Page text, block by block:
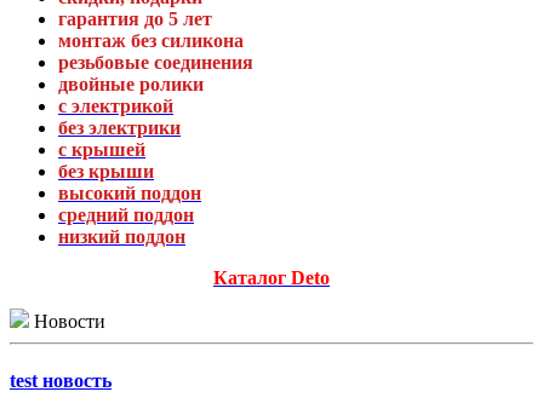
гарантия до 5 лет
монтаж без силикона
резьбовые соединения
двойные ролики
с электрикой
без электрики
с крышей
без крыши
высокий поддон
средний поддон
низкий поддон
Каталог Deto
Новости
test новость